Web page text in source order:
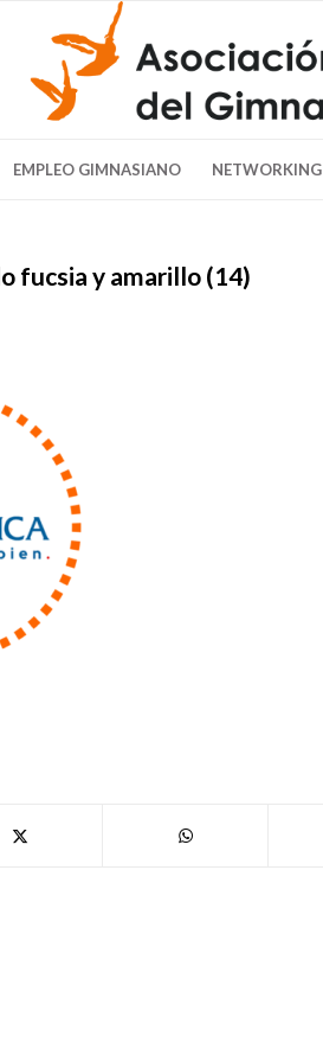
EMPLEO GIMNASIANO NETWORKING
fucsia y amarillo (14)